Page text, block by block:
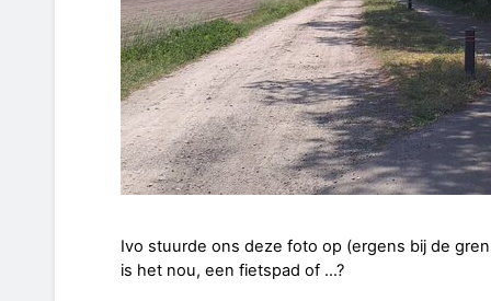
Ivo stuurde ons deze foto op (ergens bij de
is het nou, een fietspad of …?